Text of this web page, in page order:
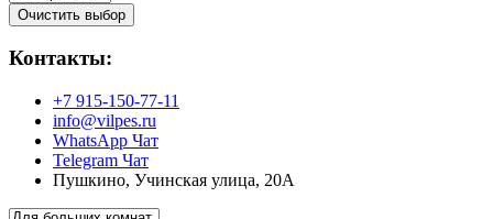
Очистить выбор
Контакты:
+7 915-150-77-11
info@vilpes.ru
WhatsApp Чат
Telegram Чат
Пушкино, Учинская улица, 20А